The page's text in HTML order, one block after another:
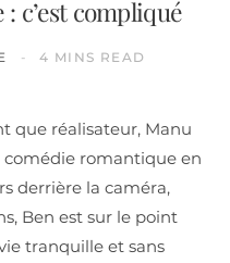
c’est compliqué
4 MINS READ
que réalisateur, Manu
romantique en
derrière la caméra,
Ben est sur le point
tranquille et sans